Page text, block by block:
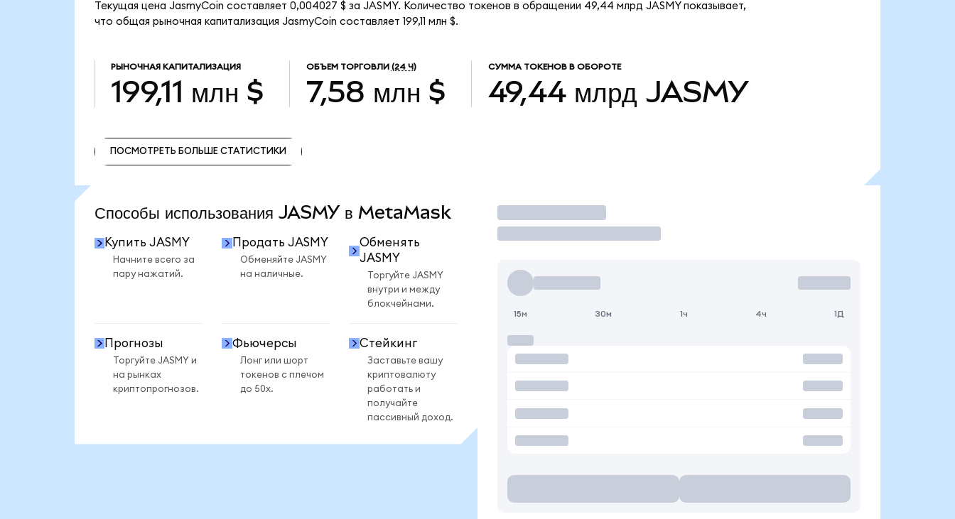
Текущая цена JasmyCoin составляет 0,004027 $ за JASMY. Количество токенов в обращении 49,44 млрд JASMY показывает,
что общая рыночная капитализация JasmyCoin составляет 199,11 млн $.
РЫНОЧНАЯ КАПИТАЛИЗАЦИЯ
199,11 млн $
ОБЪЕМ ТОРГОВЛИ (24 Ч)
7,58 млн $
СУММА ТОКЕНОВ В ОБОРОТЕ
49,44 млрд JASMY
ПОСМОТРЕТЬ БОЛЬШЕ СТАТИСТИКИ
Способы использования JASMY в MetaMask
Купить JASMY
Начните всего за
пару нажатий.
Продать JASMY
Обменяйте JASMY
на наличные.
Обменять
JASMY
Торгуйте JASMY
внутри и между
блокчейнами.
Прогнозы
Торгуйте JASMY и
на рынках
криптопрогнозов.
Фьючерсы
Лонг или шорт
токенов с плечом
до 50x.
Стейкинг
Заставьте вашу
криптовалюту
работать и
получайте
пассивный доход.
Торговать
15м 30м 1ч 4ч 1Д